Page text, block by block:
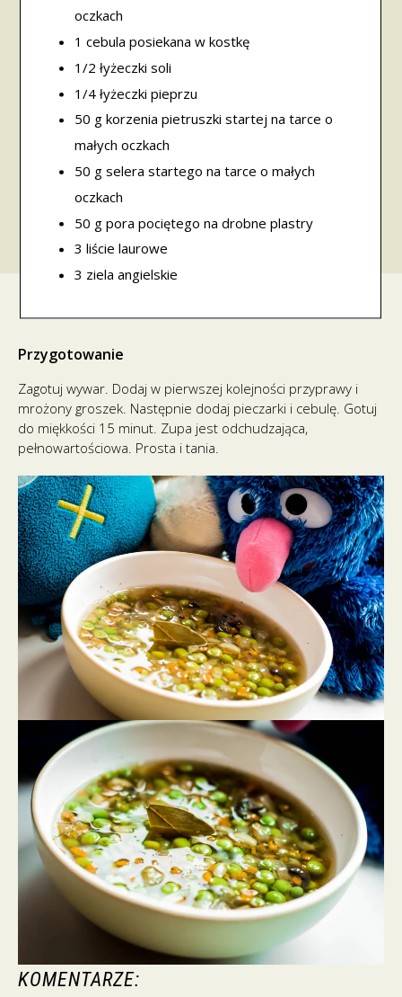
oczkach
1 cebula posiekana w kostkę
1/2 łyżeczki soli
1/4 łyżeczki pieprzu
50 g korzenia pietruszki startej na tarce o
małych oczkach
50 g selera startego na tarce o małych
oczkach
50 g pora pociętego na drobne plastry
3 liście laurowe
3 ziela angielskie
Przygotowanie
Zagotuj wywar. Dodaj w pierwszej kolejności przyprawy i
mrożony groszek. Następnie dodaj pieczarki i cebulę. Gotuj
do miękkości 15 minut. Zupa jest odchudzająca,
pełnowartościowa. Prosta i tania.
KOMENTARZE: